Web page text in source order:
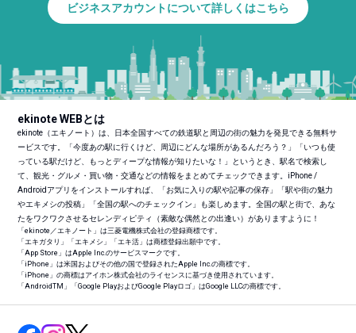
ビジネスアカウントについて詳しくはこちら
ekinote WEBとは
ekinote（エキノート）は、日本全国すべての鉄道駅と周辺の街の魅力を発見できる無料サ
ービスです。「今度あの駅に行くけど、周辺にどんな場所があるんだろう？」「いつも使
っている駅だけど、もっとディープな情報が知りたいな！」というとき、駅名で検索し
て、観光・グルメ・買い物・交通などの情報をまとめてチェックできます。iPhone /
Androidアプリをインストールすれば、「お気に入りの駅や記事の保存」「駅や街の魅力
やエキメシの投稿」「全国の駅へのチェックイン」も楽しめます。全国の駅と街で、あな
たをワクワクさせるセレンディピティ（素敵な偶然との出逢い）がありますように！
「ekinote／エキノート」は三菱電機株式会社の登録商標です。
「エキガタリ」「エキメシ」「エキ活」は商標登録出願中です。
「App Store」はApple Inc.のサービスマークです。
「iPhone」は米国およびその他の国で登録されたApple Inc.の商標です。
「iPhone」の商標はアイホン株式会社のライセンスに基づき使用されています。
「AndroidTM 」「Google PlayおよびGoogle Playロゴ」はGoogle LLCの商標です。